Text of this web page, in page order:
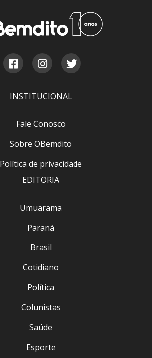
INSTITUCIONAL
Fale Conosco
Sobre OBemdito
Política de privacidade
EDITORIA
Umuarama
Paraná
Brasil
Cotidiano
Política
Colunistas
Saúde
Esporte